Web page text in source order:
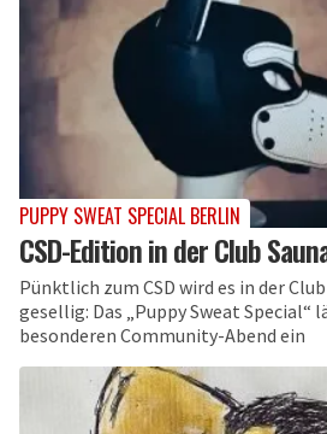
PUPPY SWEAT SPECIAL BERLIN
CSD-Edition in der Club
Pünktlich zum CSD wird es in der
gesellig: Das „Puppy Sweat Special“
besonderen Community-Abend ein